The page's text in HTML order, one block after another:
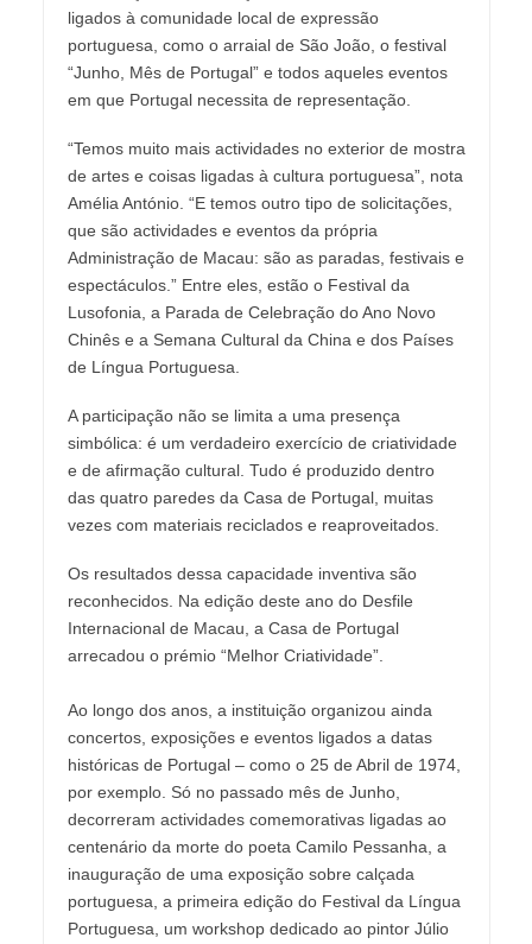
ligados à comunidade local de expressão
portuguesa, como o arraial de São João, o festival
“Junho, Mês de Portugal” e todos aqueles eventos
em que Portugal necessita de representação.
“Temos muito mais actividades no exterior de mostra
de artes e coisas ligadas à cultura portuguesa”, nota
Amélia António. “E temos outro tipo de solicitações,
que são actividades e eventos da própria
Administração de Macau: são as paradas, festivais e
espectáculos.” Entre eles, estão o Festival da
Lusofonia, a Parada de Celebração do Ano Novo
Chinês e a Semana Cultural da China e dos Países
de Língua Portuguesa.
A participação não se limita a uma presença
simbólica: é um verdadeiro exercício de criatividade
e de afirmação cultural. Tudo é produzido dentro
das quatro paredes da Casa de Portugal, muitas
vezes com materiais reciclados e reaproveitados.
Os resultados dessa capacidade inventiva são
reconhecidos. Na edição deste ano do Desfile
Internacional de Macau, a Casa de Portugal
arrecadou o prémio “Melhor Criatividade”.
Ao longo dos anos, a instituição organizou ainda
concertos, exposições e eventos ligados a datas
históricas de Portugal – como o 25 de Abril de 1974,
por exemplo. Só no passado mês de Junho,
decorreram actividades comemorativas ligadas ao
centenário da morte do poeta Camilo Pessanha, a
inauguração de uma exposição sobre calçada
portuguesa, a primeira edição do Festival da Língua
Portuguesa, um workshop dedicado ao pintor Júlio